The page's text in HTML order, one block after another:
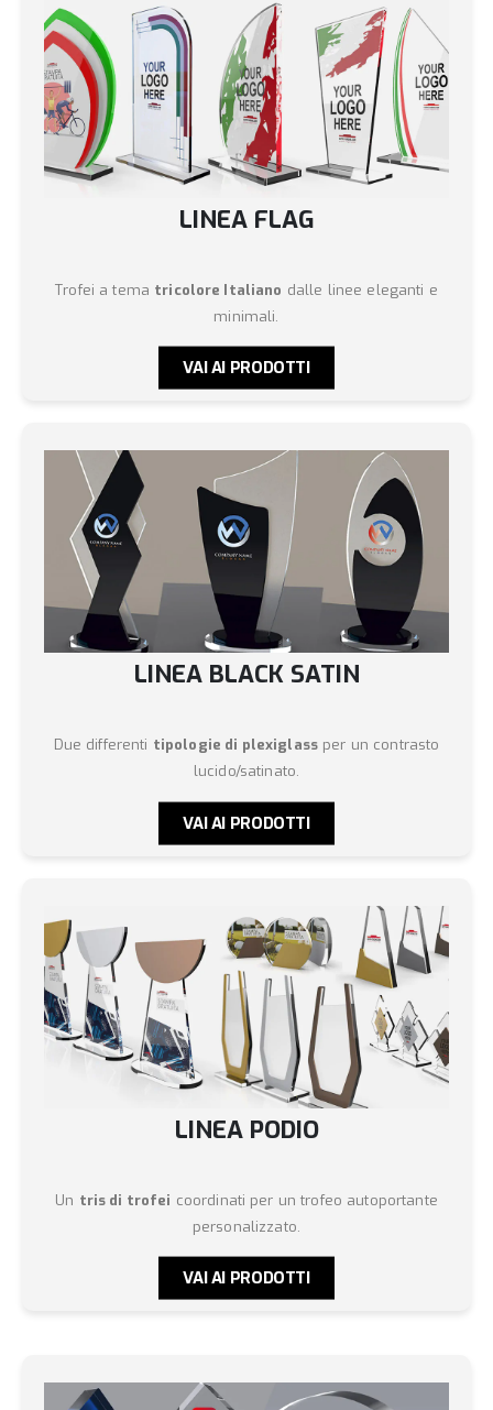
LINEA FLAG
Trofei a tema tricolore Italiano dalle linee eleganti e
minimali.
VAI AI PRODOTTI
LINEA BLACK SATIN
Due differenti tipologie di plexiglassper un contrasto
lucido/satinato.
VAI AI PRODOTTI
LINEA PODIO
Un tris di trofei coordinati per un trofeo autoportante
personalizzato.
VAI AI PRODOTTI